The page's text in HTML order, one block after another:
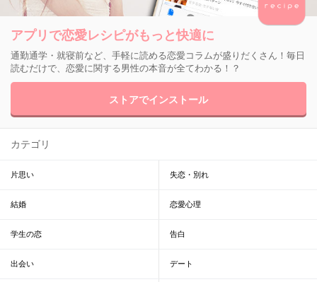
アプリで恋愛レシピがもっと快適に
通勤通学・就寝前など、手軽に読める恋愛コラムが盛りだくさん！毎日
読むだけで、恋愛に関する男性の本音が全てわかる！？
ストアでインストール
カテゴリ
片思い 失恋・別れ
結婚 恋愛心理
学生の恋 告白
出会い デート